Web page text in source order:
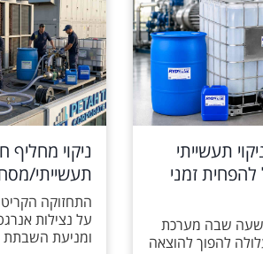
תעשייתי
זמני
שעה שבה מערכת
להפוך להוצאה
ניקוי מחליף
תעשייתי/
התחזוקה
על נצילות
ומניעת השבתת